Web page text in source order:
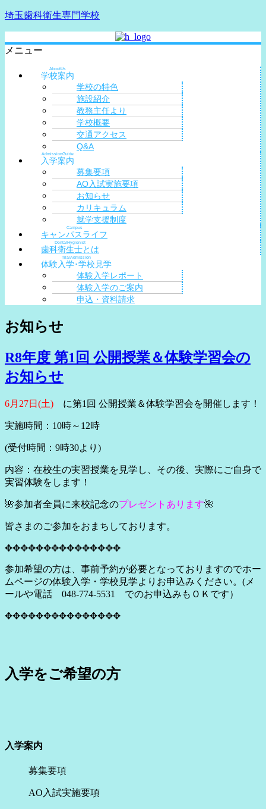
埼玉歯科衛生専門学校
メニュー
学校案内
AboutUs
学校の特色
施設紹介
教務主任より
学校概要
交通アクセス
Q&A
入学案内
AdmissionGuide
募集要項
AO入試実施要項
お知らせ
カリキュラム
就学支援制度
キャンパスライフ
Campus
歯科衛生士とは
DentalHygienist
体験入学･学校見学
TrialAdmission
体験入学レポート
体験入学のご案内
申込・資料請求
お知らせ
R8年度 第1回 公開授業＆体験学習会の
お知らせ
6月27日(土) に第1回 公開授業＆体験学習会を開催します！
実施時間：10時～12時
(受付時間：9時30より)
内容：在校生の実習授業を見学し、その後、実際にご自身で
実習体験をします！
🌺参加者全員に来校記念のプレゼントあります🌺
皆さまのご参加をおまちしております。
✥✥✥✥✥✥✥✥✥✥✥✥✥✥✥
参加希望の方は、 事前予約が必要となっておりますのでホー
ムページの体験入学・学校見学よりお申込み ください。 (メ
ールや電話 048-774-5531 でのお申込みもＯＫです）
✥✥✥✥✥✥✥✥✥✥✥✥✥✥✥
入学をご希望の方
入学案内
募集要項
AO入試実施要項